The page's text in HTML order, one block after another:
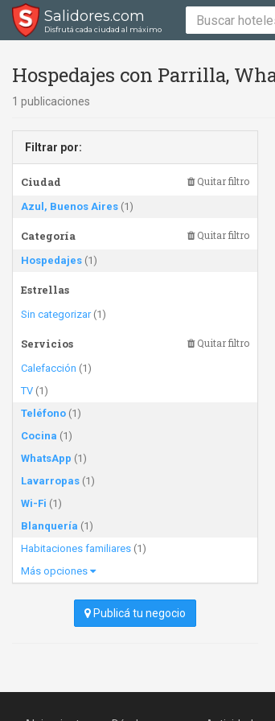
Salidores.com
Disfrutá cada ciudad al máximo
Hospedajes con Parrilla,
1 publicaciones
Filtrar por:
Ciudad Quitar filtro
Azul, Buenos Aires (1)
Categoría Quitar filtro
Hospedajes (1)
Estrellas
Sin categorizar(1)
Servicios Quitar filtro
Calefacción (1)
TV (1)
Teléfono (1)
Cocina (1)
WhatsApp (1)
Lavarropas (1)
Wi-Fi (1)
Blanquería (1)
Habitaciones familiares (1)
Más opciones
Publicá tu negocio